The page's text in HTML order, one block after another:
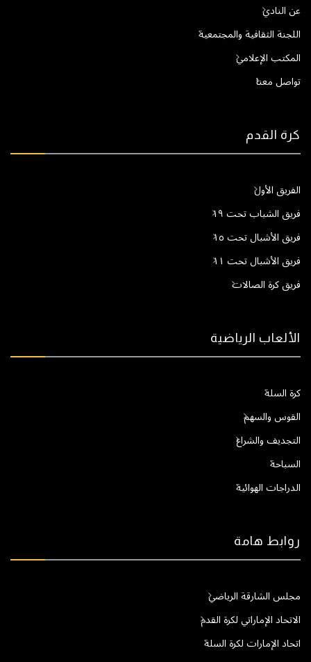
عن النادي
اللجنة الثقافية والمجتمعية
المكتب الإعلامي
تواصل معنا
كرة القدم
الفريق الأول
فريق الشباب تحت ١٩
فريق الأشبال تحت ١٥
فريق الأشبال تحت ١١
فريق كرة الصالات
الألعاب الرياضية
كرة السلة
القوس والسهم
التجديف والشراع
السباحة
الدراجات الهوائية
روابط هامة
مجلس الشارقة الرياضي
الاتحاد الإماراتي لكرة القدم
اتحاد الإمارات لكرة السلة